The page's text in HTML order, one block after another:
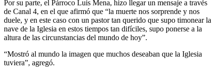
Por su parte, el Párroco Luis Mena, hizo llegar un mensaje a través
de Canal 4, en el que afirmó que “la muerte nos sorprende y nos
duele, y en este caso con un pastor tan querido que supo timonear la
nave de la Iglesia en estos tiempos tan difíciles, supo ponerse a la
altura de las circunstancias del mundo de hoy”.
“Mostró al mundo la imagen que muchos deseaban que la Iglesia
tuviera”, agregó.